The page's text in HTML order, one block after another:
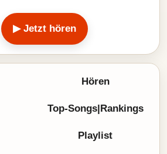
▶ Jetzt hören
Hören
Top-Songs|Rankings
Playlist